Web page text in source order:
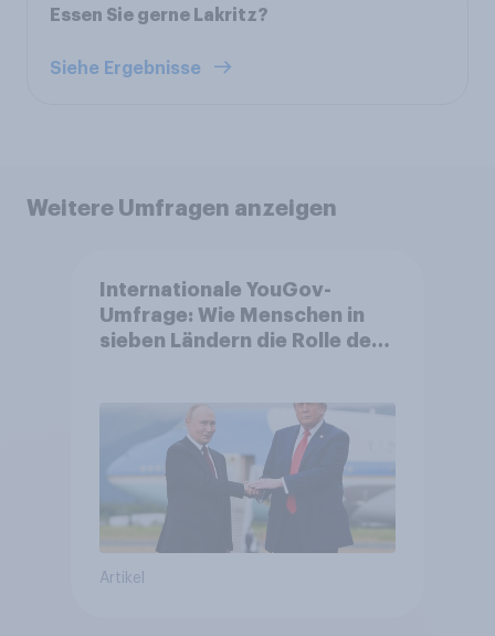
Essen Sie gerne Lakritz?
Siehe Ergebnisse
Weitere Umfragen anzeigen
Internationale YouGov-
Umfrage: Wie Menschen in
sieben Ländern die Rolle der
Bedrohungen und Bündnisse
bewerten
Artikel